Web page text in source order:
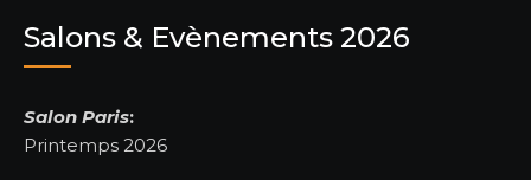
Salons & Evènements 2026
Salon Paris:
Printemps 2026